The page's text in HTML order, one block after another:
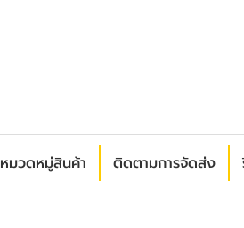
หมวดหมู่สินค้า ติดตามการจัดส่ง